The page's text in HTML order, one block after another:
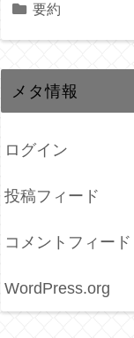
要約
メタ情報
ログイン
投稿フィード
コメントフィード
WordPress.org